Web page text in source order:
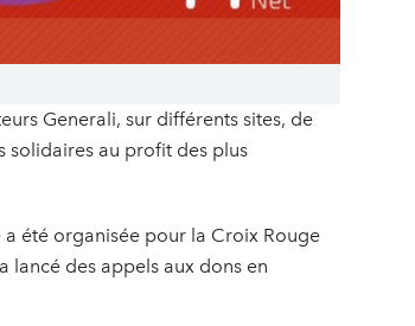
Generali, sur différents sites, de
solidaires au profit des plus
été organisée pour la Croix Rouge
lancé des appels aux dons en